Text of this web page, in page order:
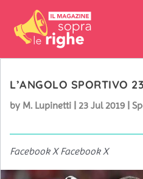
L’ANGOLO SPORTIVO
by M. Lupinetti | 23 Jul 2019 |
Facebook X Facebook X